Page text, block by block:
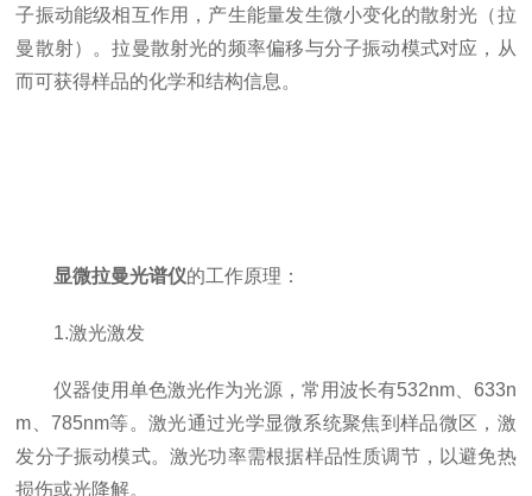
子振动能级相互作用，产生能量发生微小变化的散射光（拉
曼散射）。拉曼散射光的频率偏移与分子振动模式对应，从
而可获得样品的化学和结构信息。
显微拉曼光谱仪的工作原理：
1.激光激发
仪器使用单色激光作为光源，常用波长有532nm、633n
m、785nm等。激光通过光学显微系统聚焦到样品微区，激
发分子振动模式。激光功率需根据样品性质调节，以避免热
损伤或光降解。